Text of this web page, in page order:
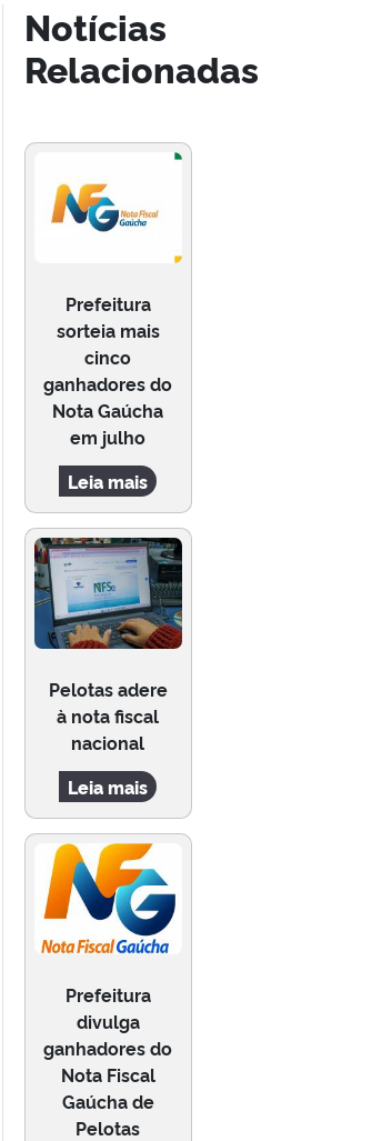
Notícias
Relacionadas
Prefeitura
sorteia mais
cinco
ganhadores do
Nota Gaúcha
em julho
Leia mais
Pelotas adere
à nota fiscal
nacional
Leia mais
Prefeitura
divulga
ganhadores do
Nota Fiscal
Gaúcha de
Pelotas